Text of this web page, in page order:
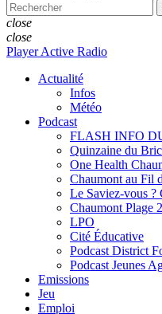
close
close
Player Active Radio
Actualité
Infos
Météo
Podcast
FLASH INFO
Quinzaine du
One Health
Chaumont au Fil
Le Saviez-vous ?
Chaumont Plage
LPO
Cité Éducative
Podcast District
Podcast Jeunes
Emissions
Jeu
Emploi